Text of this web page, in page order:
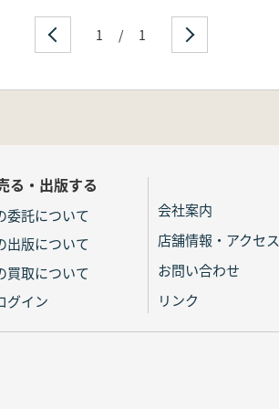
1 / 1
る・出版する
委託について
出版について
買取について
グイン
会社案内
店舗情報・アクセス
お問い合わせ
リンク